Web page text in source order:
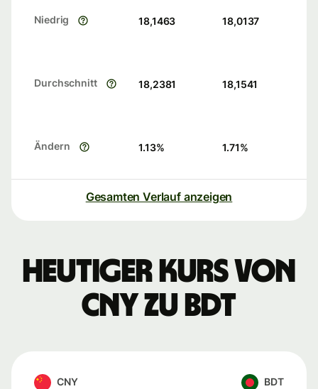
Niedrig 18,1463 18,0137
Durchschnitt 18,2381 18,1541
Ändern 1.13% 1.71%
Gesamten Verlauf anzeigen
Heutiger Kurs von
CNY zu BDT
CNY BDT